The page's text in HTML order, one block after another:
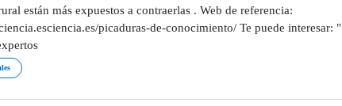
están más expuestos a contraerlas . Web de referencia:
picaduras-de-conocimiento/ Te puede interesar: